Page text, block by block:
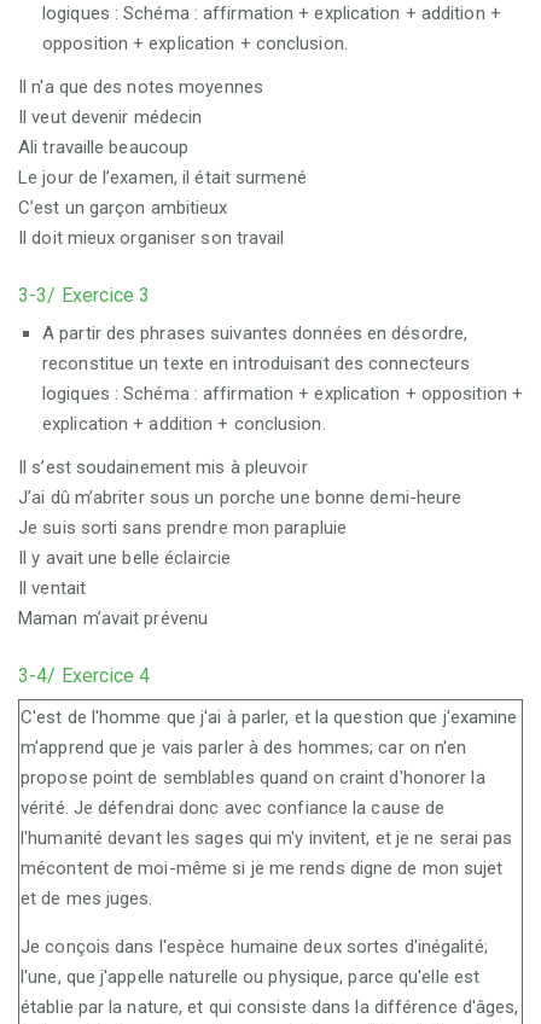
logiques : Schéma : affirmation + explication + addition +
opposition + explication + conclusion.
Il n'a que des notes moyennes
Il veut devenir médecin
Ali travaille beaucoup
Le jour de l’examen, il était surmené
C’est un garçon ambitieux
Il doit mieux organiser son travail
3-3/ Exercice 3
A partir des phrases suivantes données en désordre,
reconstitue un texte en introduisant des connecteurs
logiques : Schéma : affirmation + explication + opposition +
explication + addition + conclusion.
Il s’est soudainement mis à pleuvoir
J’ai dû m’abriter sous un porche une bonne demi-heure
Je suis sorti sans prendre mon parapluie
Il y avait une belle éclaircie
Il ventait
Maman m’avait prévenu
3-4/ Exercice 4
C'est de l'homme que j'ai à parler, et la question que j'examine
m'apprend que je vais parler à des hommes; car on n'en
propose point de semblables quand on craint d'honorer la
vérité. Je défendrai donc avec confiance la cause de
l'humanité devant les sages qui m'y invitent, et je ne serai pas
mécontent de moi-même si je me rends digne de mon sujet
et de mes juges.
Je conçois dans l'espèce humaine deux sortes d'inégalité;
l'une, que j'appelle naturelle ou physique, parce qu'elle est
établie par la nature, et qui consiste dans la différence d'âges,